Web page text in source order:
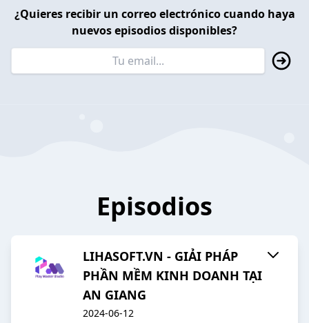
¿Quieres recibir un correo electrónico cuando haya
nuevos episodios disponibles?
Episodios
LIHASOFT.VN - GIẢI PHÁP
PHẦN MỀM KINH DOANH TẠI
AN GIANG
2024-06-12